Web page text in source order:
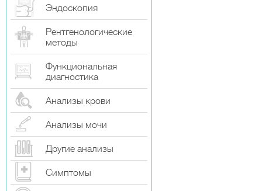
Эндоскопия
Рентгенологические
методы
Функциональная
диагностика
Анализы крови
Анализы мочи
Другие анализы
Симптомы